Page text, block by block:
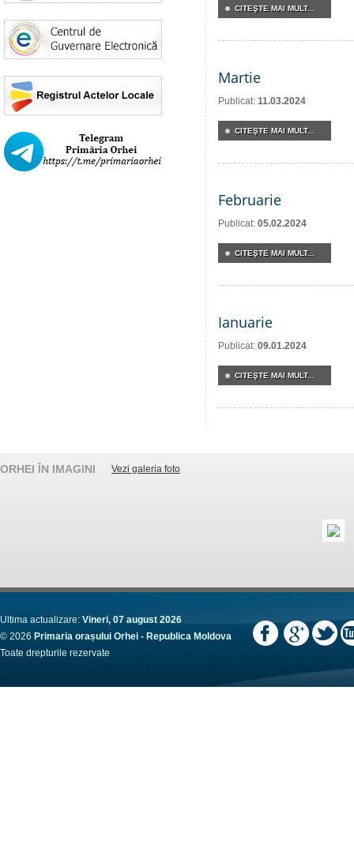
CITEŞTE MAI MULT...
Martie
Publicat: 11.03.2024
CITEŞTE MAI MULT...
Februarie
Publicat: 05.02.2024
CITEŞTE MAI MULT...
Ianuarie
Publicat: 09.01.2024
CITEŞTE MAI MULT...
ORHEI ÎN IMAGINI Vezi galeria foto
Ultima actualizare: Vineri, 07 august 2026
© 2026 Primaria orașului Orhei - Republica Moldova
Toate drepturile rezervate